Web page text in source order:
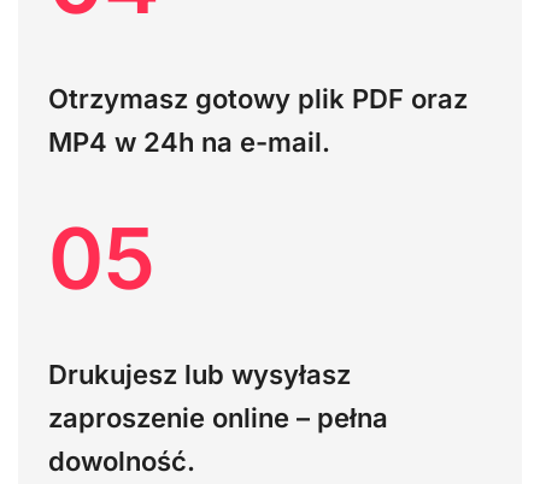
Otrzymasz gotowy plik PDF oraz
MP4 w 24h na e-mail.
05
Drukujesz lub wysyłasz
zaproszenie online – pełna
dowolność.